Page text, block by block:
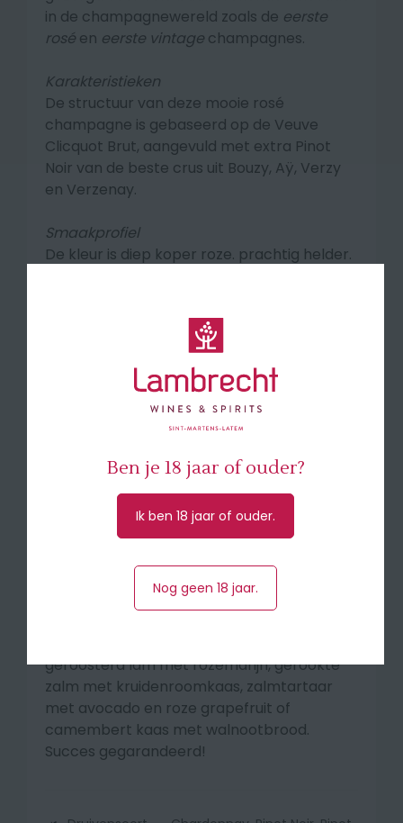
in de champagnewereld zoals de eerste
rosé en eerste vintage champagnes.
Karakteristieken
De structuur van deze mooie rosé
champagne is gebaseerd op de Veuve
Clicquot Brut, aangevuld met extra Pinot
Noir van de beste crus uit Bouzy, Aÿ, Verzy
en Verzenay.
Smaakprofiel
De kleur is diep koper roze. prachtig helder.
sublieme fruitexpressie. Heerlijk fris en
zuiver, klein rood fruit – kersen en vooral het
verfijnde van frambozen. Een krachtige,
vineuze smaak, zo kenmerkend voor de
champagnes van het huis. Je proeft het
extra accent van de pinot noir: heerlijk klein,
Een grandioze champagne, dynamisch,
speels, krachtig, aanhoudend en met veel
niveau maar zéker ook een bijzondere
begeleider van fijne gerechten aan tafel
geroosterd lam met rozemarijn, gerookte
zalm met kruidenroomkaas, zalmtartaar
met avocado en roze grapefruit of
camembert kaas met walnootbrood.
Succes gegarandeerd!
Ben je 18 jaar of ouder?
Ik ben 18 jaar of ouder.
Nog geen 18 jaar.